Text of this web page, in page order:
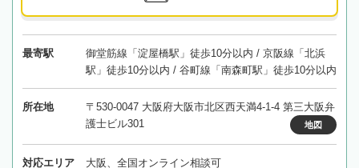
最寄駅
御堂筋線「淀屋橋駅」徒歩10分以内 / 京阪線「北浜
駅」徒歩10分以内 / 谷町線「南森町駅」徒歩10分以内
所在地
〒530-0047 大阪府大阪市北区西天満4-1-4 第三大阪弁
護士ビル301
地図
対応エリア 大阪、全国オンライン相談可